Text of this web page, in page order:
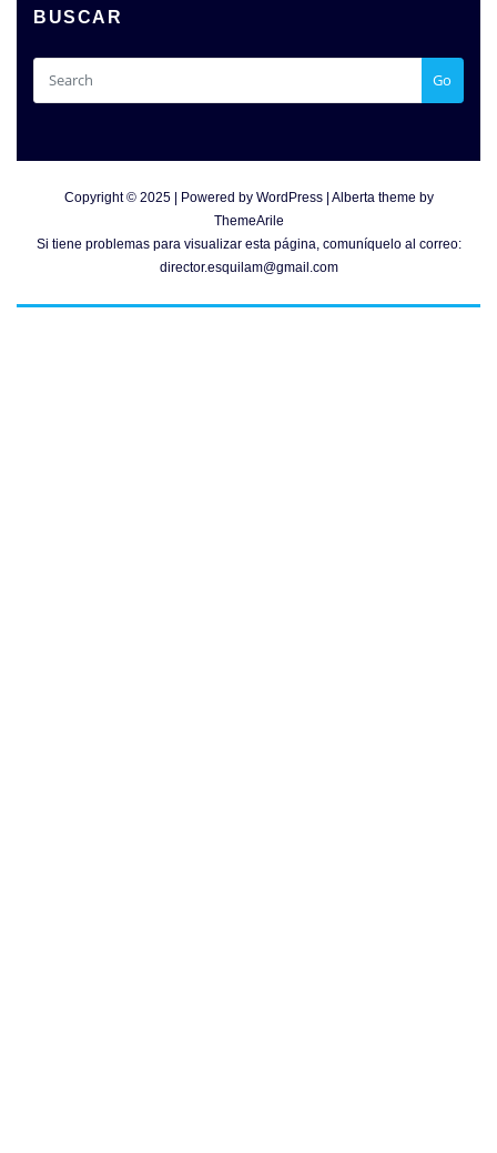
BUSCAR
Go
Copyright © 2025 | Powered by WordPress | Alberta theme by
ThemeArile
Si tiene problemas para visualizar esta página, comuníquelo al correo:
director.esquilam@gmail.com